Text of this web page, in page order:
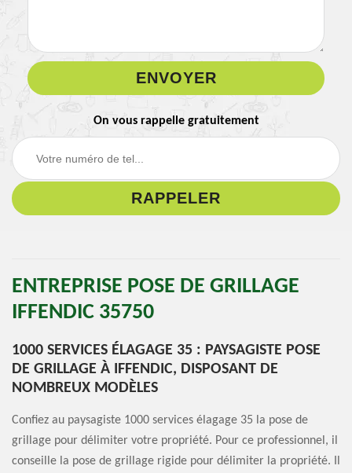
On vous rappelle gratuitement
ENTREPRISE POSE DE GRILLAGE
IFFENDIC 35750
1000 SERVICES ÉLAGAGE 35 : PAYSAGISTE POSE
DE GRILLAGE À IFFENDIC, DISPOSANT DE
NOMBREUX MODÈLES
Confiez au paysagiste 1000 services élagage 35 la pose de
grillage pour délimiter votre propriété. Pour ce professionnel, il
conseille la pose de grillage rigide pour délimiter la propriété. Il